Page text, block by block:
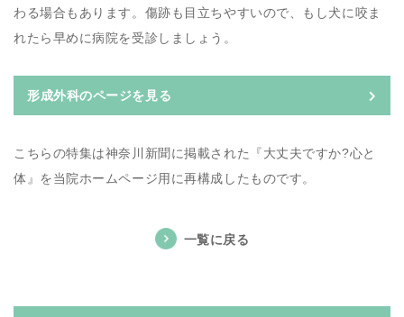
わる場合もあります。傷跡も目立ちやすいので、もし犬に咬ま
れたら早めに病院を受診しましょう。
形成外科のページを見る
こちらの特集は神奈川新聞に掲載された『大丈夫ですか?心と
体』を当院ホームページ用に再構成したものです。
一覧に戻る